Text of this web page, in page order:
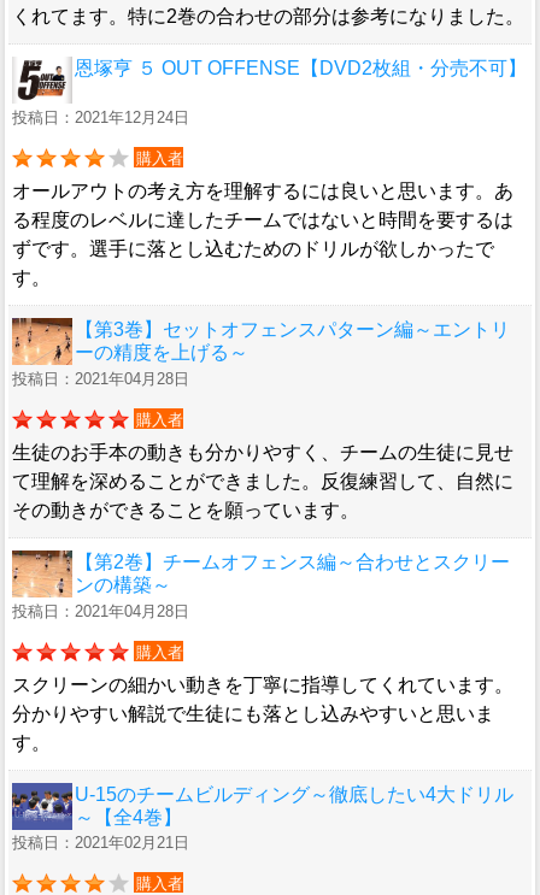
くれてます。特に2巻の合わせの部分は参考になりました。
恩塚亨 ５ OUT OFFENSE【DVD2枚組・分売不可】
投稿日：2021年12月24日
購入者
オールアウトの考え方を理解するには良いと思います。あ
る程度のレベルに達したチームではないと時間を要するは
ずです。選手に落とし込むためのドリルが欲しかったで
す。
【第3巻】セットオフェンスパターン編～エントリ
ーの精度を上げる～
投稿日：2021年04月28日
購入者
生徒のお手本の動きも分かりやすく、チームの生徒に見せ
て理解を深めることができました。反復練習して、自然に
その動きができることを願っています。
【第2巻】チームオフェンス編～合わせとスクリー
ンの構築～
投稿日：2021年04月28日
購入者
スクリーンの細かい動きを丁寧に指導してくれています。
分かりやすい解説で生徒にも落とし込みやすいと思いま
す。
U-15のチームビルディング～徹底したい4大ドリル
～【全4巻】
投稿日：2021年02月21日
購入者